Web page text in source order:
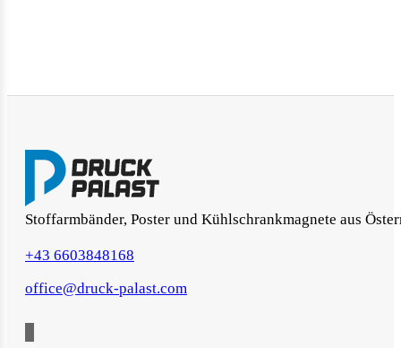
Stoffarmbänder, Poster und Kühlschrankmagnete aus
+43 6603848168
office@druck-palast.com